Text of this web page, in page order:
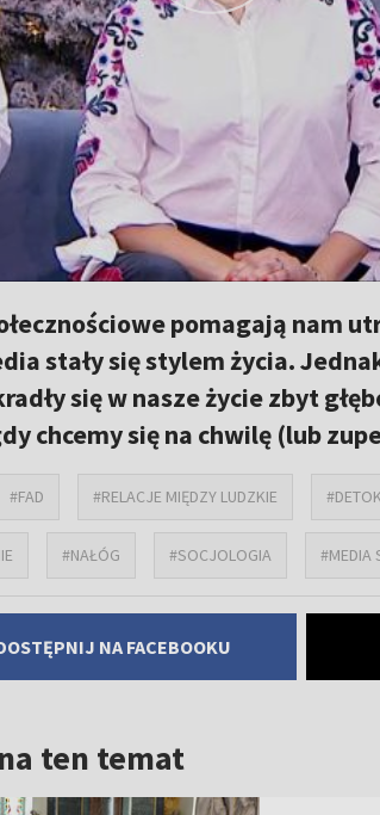
pomagają nam
stały się stylem życia.
się w nasze życie zbyt
chcemy się na chwilę (lub
#FAD #RELACJE MIĘDZY LUDZKIE
#NAŁÓG #SOCJOLOGIA #MEDIA
NA FACEBOOKU
ten temat